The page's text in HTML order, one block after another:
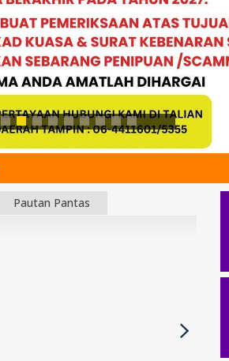
Pautan Pantas